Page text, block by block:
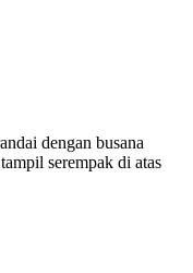
dengan busana
serempak di atas